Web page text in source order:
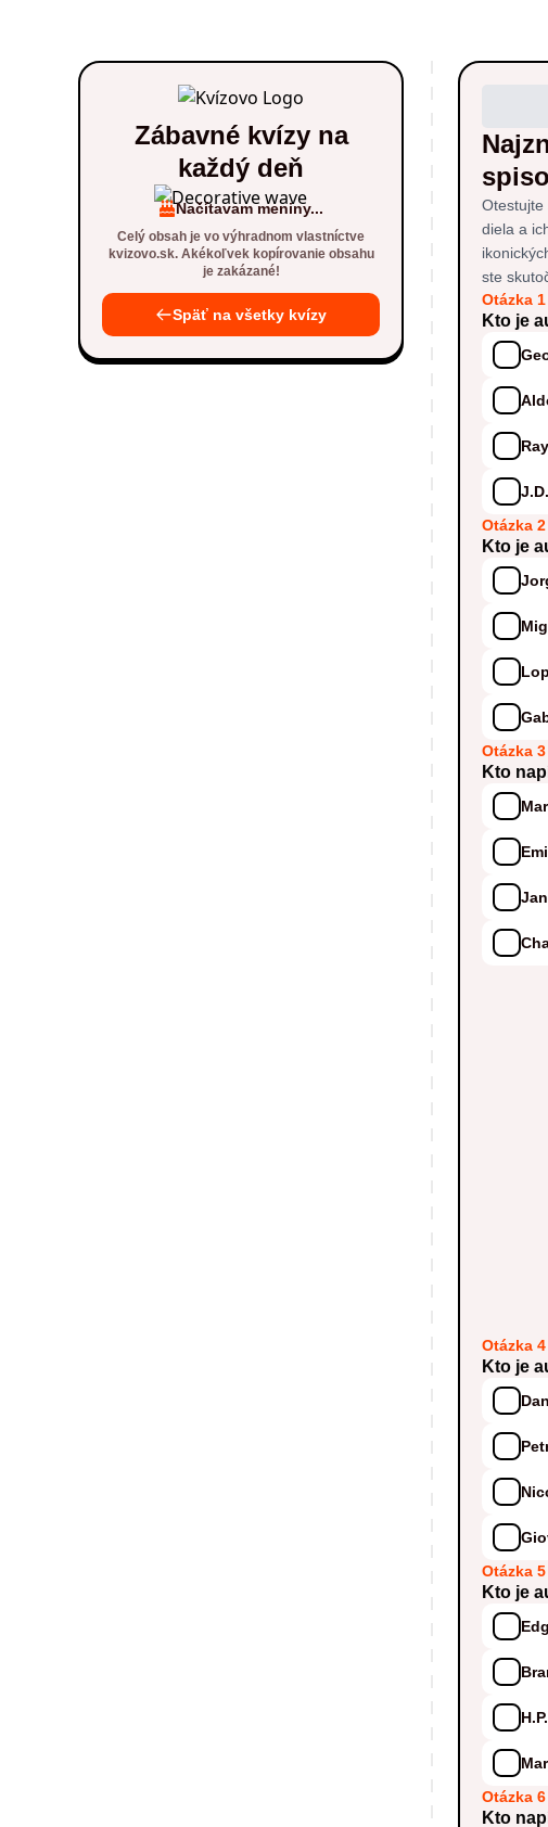
Zábavné kvízy na
každý deň
Načítavam meniny...
Celý obsah je vo výhradnom vlastníctve
kvizovo.sk. Akékoľvek kopírovanie obsahu
je zakázané!
Späť na všetky kvízy
Otestujte
diela a
ste
Otázka 1
Kto je
Otázka 2
Kto je
Otázka 3
Kto
Otázka 4
Kto je
Otázka 5
Kto je
Otázka 6
Kto